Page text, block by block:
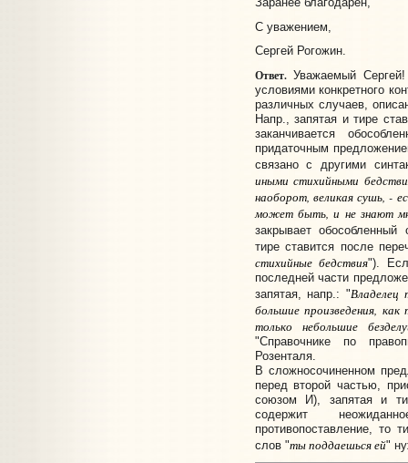
С уважением,
Сергей Рогожин.
Ответ.Уважаемый Сергей!
условиями конкретного
различных случаев,
Напр., запятая и тире
заканчивается
придаточным
связано с другими
иными стихийными
наоборот, великая сушь, -
может быть, и не знают
закрывает
тире ставится после
стихийные бедствия").
последней части
запятая, напр.: "Владелец
большие произведения,
только небольшие
"Справочнике по
Розенталя.
В сложносочиненном
перед второй частью,
союзом И), запятая и
содержит
противопоставление, то
слов "ты поддаешься ей"